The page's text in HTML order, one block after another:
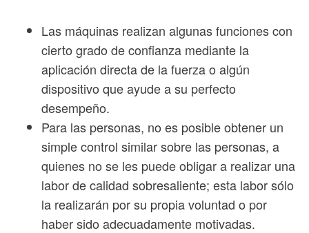
Las máquinas realizan algunas funciones con
cierto grado de confianza mediante la
aplicación directa de la fuerza o algún
dispositivo que ayude a su perfecto
desempeño.
Para las personas, no es posible obtener un
simple control similar sobre las personas, a
quienes no se les puede obligar a realizar una
labor de calidad sobresaliente; esta labor sólo
la realizarán por su propia voluntad o por
haber sido adecuadamente motivadas.